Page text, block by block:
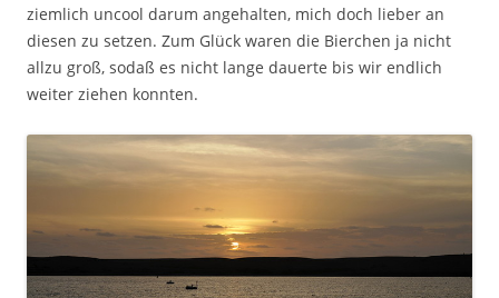
ziemlich uncool darum angehalten, mich doch lieber an
diesen zu setzen. Zum Glück waren die Bierchen ja nicht
allzu groß, sodaß es nicht lange dauerte bis wir endlich
weiter ziehen konnten.